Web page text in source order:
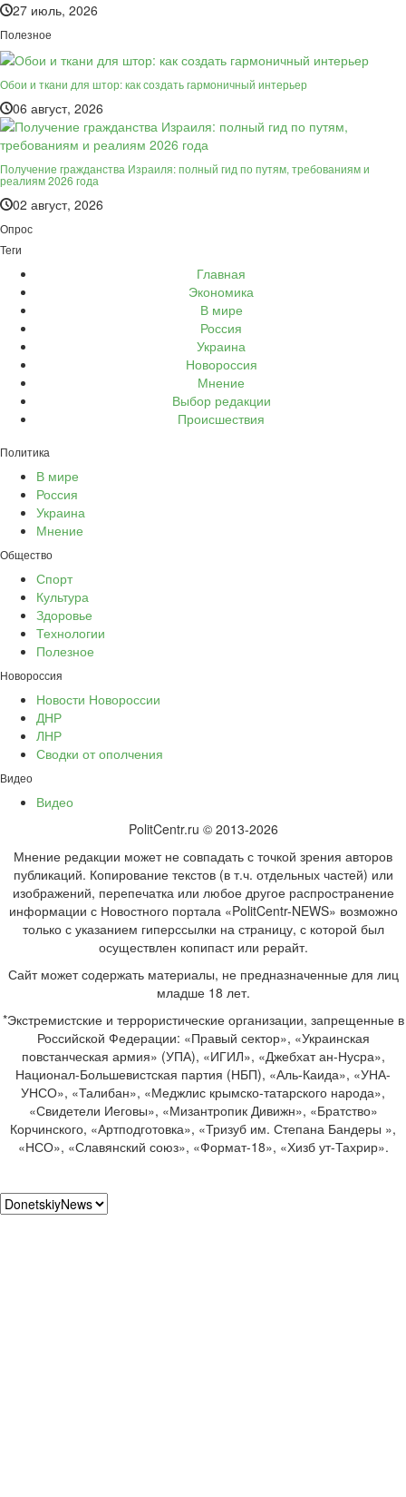
27 июль, 2026
Полезное
Обои и ткани для штор: как создать гармоничный интерьер
06 август, 2026
Получение гражданства Израиля: полный гид по путям, требованиям и
реалиям 2026 года
02 август, 2026
Опрос
Теги
Главная
Экономика
В мире
Россия
Украина
Новороссия
Мнение
Выбор редакции
Происшествия
Политика
В мире
Россия
Украина
Мнение
Общество
Спорт
Культура
Здоровье
Технологии
Полезное
Новороссия
Новости Новороссии
ДНР
ЛНР
Сводки от ополчения
Видео
Видео
PolitCentr.ru © 2013-2026
Мнение редакции может не совпадать с точкой зрения авторов
публикаций. Копирование текстов (в т.ч. отдельных частей) или
изображений, перепечатка или любое другое распространение
информации с Новостного портала «PolitCentr-NEWS» возможно
только с указанием гиперссылки на страницу, с которой был
осуществлен копипаст или рерайт.
Сайт может содержать материалы, не предназначенные для лиц
младше 18 лет.
*Экстремистские и террористические организации, запрещенные в
Российской Федерации: «Правый сектор», «Украинская
повстанческая армия» (УПА), «ИГИЛ», «Джебхат ан-Нусра»,
Национал-Большевистская партия (НБП), «Аль-Каида», «УНА-
УНСО», «Талибан», «Меджлис крымско-татарского народа»,
«Свидетели Иеговы», «Мизантропик Дивижн», «Братство»
Корчинского, «Артподготовка», «Тризуб им. Степана Бандеры »,
«НСО», «Славянский союз», «Формат-18», «Хизб ут-Тахрир».